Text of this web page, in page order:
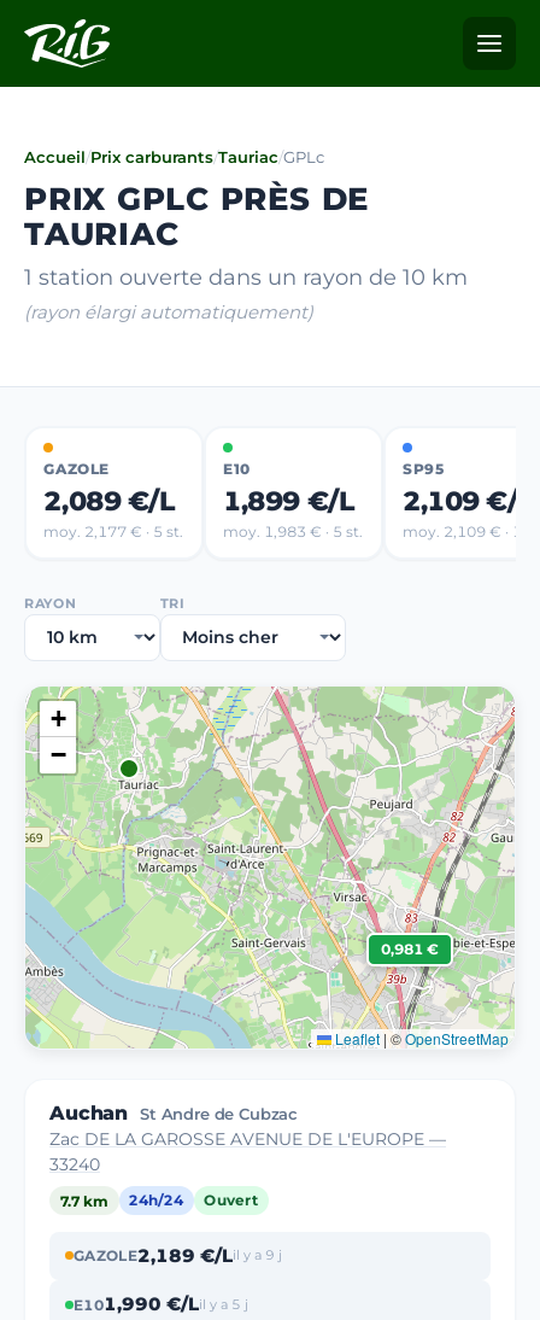
Accueil/Prix carburants/Tauriac/GPLc
PRIX GPLC PRÈS DE
TAURIAC
1 station ouverte dans un rayon de 10 km
(rayon élargi automatiquement)
GAZOLE
2,089 €/L
moy. 2,177 € · 5 st.
E10
1,899 €/L
moy. 1,983 € · 5 st.
SP95
2,109 €/L
moy. 2,109 € · 1
RAYON TRI
0,981 €
+
−
Leaflet |©OpenStreetMap
Auchan St Andre de Cubzac
Zac DE LA GAROSSE AVENUE DE L'EUROPE —
33240
7.7 km 24h/24 Ouvert
GAZOLE2,189 €/Lil y a 9 j
E101,990 €/Lil y a 5 j